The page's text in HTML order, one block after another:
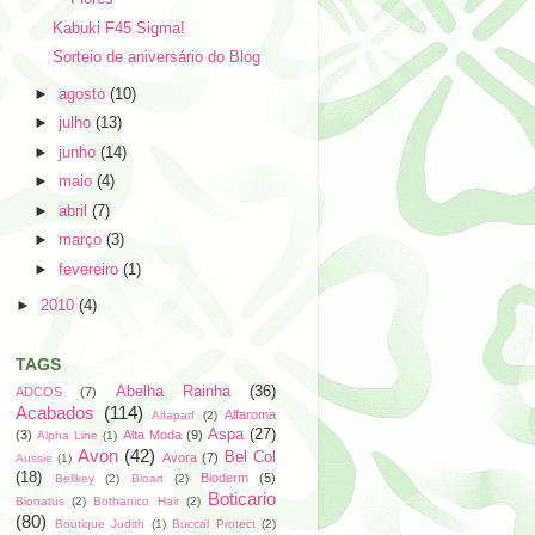
Kabuki F45 Sigma!
Sorteio de aniversário do Blog
►agosto(10)
► julho(13)
► junho(14)
► maio(4)
►abril(7)
► março(3)
►fevereiro(1)
► 2010 (4)
TAGS
ADCOS (7) Abelha Rainha (36)
Acabados (114) Alfaparf (2) Alfaroma
(3) Alpha Line (1) Alta Moda (9) Aspa (27)
Aussie (1) Avon (42) Avora (7)
Bel Col
(18)
Bellkey (2) Bioart (2) Bioderm (5)
Bionatus (2) Bothanico Hair (2)
Boticario
(80)
Boutique Judith (1) Buccal Protect (2)